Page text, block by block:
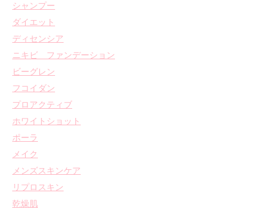
シャンプー
ダイエット
ディセンシア
ニキビ ファンデーション
ビーグレン
フコイダン
プロアクティブ
ホワイトショット
ポーラ
メイク
メンズスキンケア
リプロスキン
乾燥肌